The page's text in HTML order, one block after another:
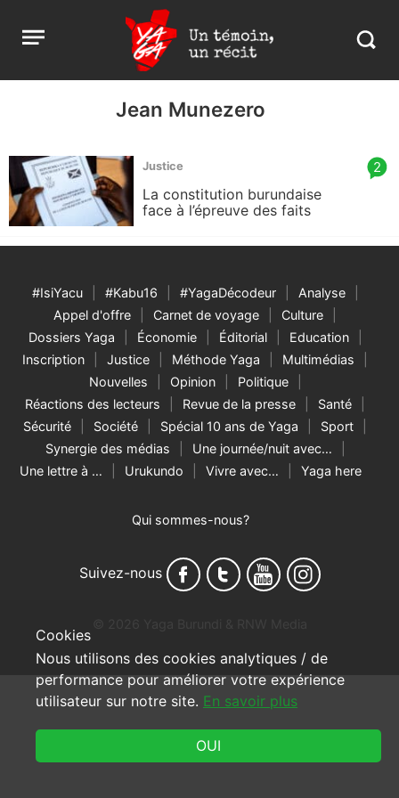
Cookies
Nous utilisons des cookies analytiques / de
performance pour améliorer votre expérience
utilisateur sur notre site. En savoir plus
Open
menu
Yaga
Burundi
Search
Jean Munezero
Justice
article
2
La constitution burundaise
face à l’épreuve des faits
#IsiYacu #Kabu16 #YagaDécodeur
Analyse
Appel d'offre
Carnet de voyage
Culture
Dossiers Yaga
Économie Éditorial
Education
Inscription
Justice Méthode Yaga
Multimédias
Nouvelles
Opinion
Politique
Réactions des lecteurs
Revue de la presse
Santé
Sécurité
Société Spécial 10 ans de Yaga
Sport
Synergie des médias
Une journée/nuit avec…
Une lettre à …
Urukundo Vivre avec… Yaga here
Qui sommes-nous?
Suivez-nous